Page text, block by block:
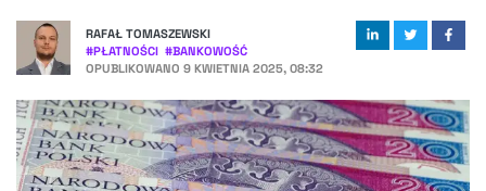
RAFAŁ TOMASZEWSKI
#PŁATNOŚCI #BANKOWOŚĆ
OPUBLIKOWANO 9 KWIETNIA 2025, 08:32